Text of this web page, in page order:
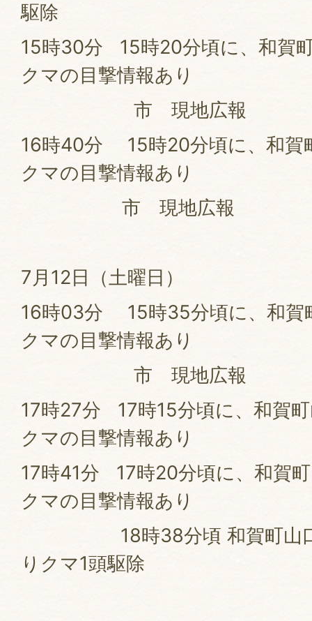
駆除
15時30分 15時20分頃に、和賀
クマの目撃情報あり
市 現地広報
16時40分 15時20分頃に、和賀
クマの目撃情報あり
市 現地広報
7月12日（土曜日）
16時03分 15時35分頃に、和賀
クマの目撃情報あり
市 現地広報
17時27分 17時15分頃に、和賀
クマの目撃情報あり
17時41分 17時20分頃に、和賀
クマの目撃情報あり
18時38分頃 和賀町山口
りクマ1頭駆除